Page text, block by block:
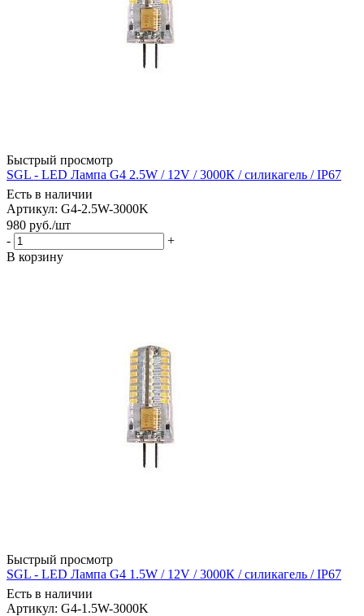
Быстрый просмотр
SGL - LED Лампа G4 2.5W / 12V / 3000К / силикагель / IP67
Есть в наличии
Артикул: G4-2.5W-3000K
980 руб./шт
-
+
В корзину
Быстрый просмотр
SGL - LED Лампа G4 1.5W / 12V / 3000К / силикагель / IP67
Есть в наличии
Артикул: G4-1.5W-3000K